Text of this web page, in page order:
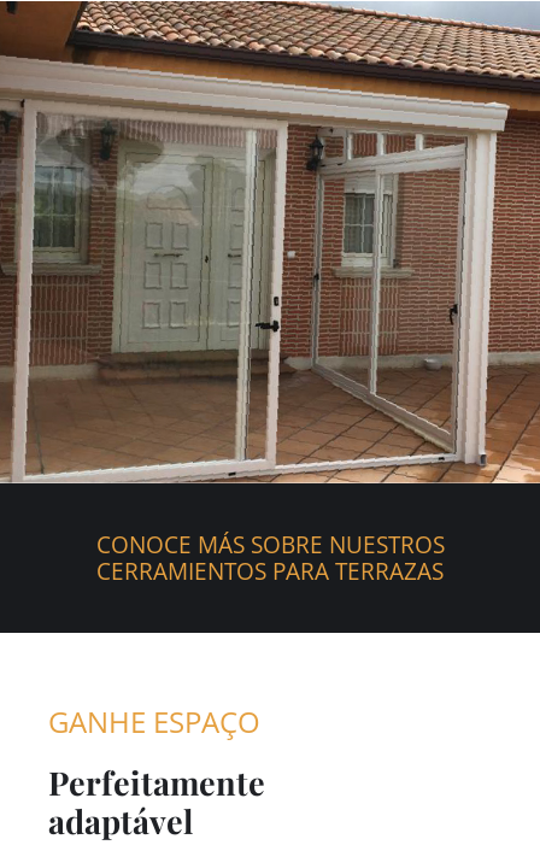
CONOCE MÁS SOBRE NUESTROS
CERRAMIENTOS PARA TERRAZAS
GANHE ESPAÇO
Perfeitamente
adaptável